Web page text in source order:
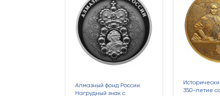
Алмазный фонд России.
Нагрудный знак с
350-летие